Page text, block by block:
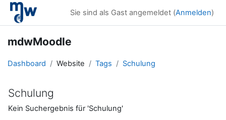
Zum Hauptinhalt
Sie sind als Gast angemeldet (Anmelden)
mdwMoodle
Dashboard Website Tags Schulung
Schulung
Kein Suchergebnis für 'Schulung'